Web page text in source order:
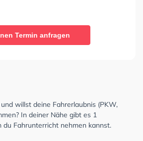
Termin anfragen
willst deine Fahrerlaubnis (PKW,
In deiner Nähe gibt es 1
du Fahrunterricht nehmen kannst.